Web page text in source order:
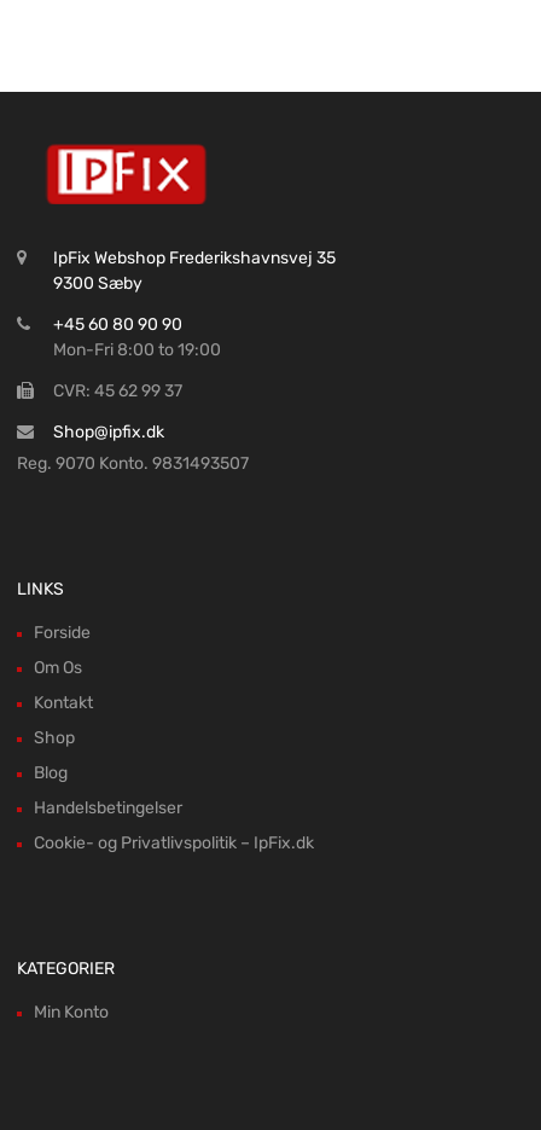
IpFix Webshop Frederikshavnsvej 35
9300 Sæby
+45 60 80 90 90
Mon-Fri 8:00 to 19:00
CVR: 45 62 99 37
Shop@ipfix.dk
Reg. 9070 Konto. 9831493507
LINKS
Forside
Om Os
Kontakt
Shop
Blog
Handelsbetingelser
Cookie- og Privatlivspolitik – IpFix.dk
KATEGORIER
Min Konto